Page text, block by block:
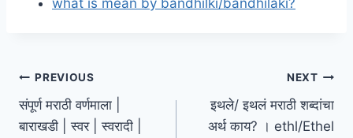
Post
navigation
PREVIOUS
संपूर्ण मराठी वर्णमाला |
बाराखडी | स्वर | स्वरादी |
NEXT
इथले/ इथलं मराठी शब्दांचा
अर्थ काय? । ethl/Ethel